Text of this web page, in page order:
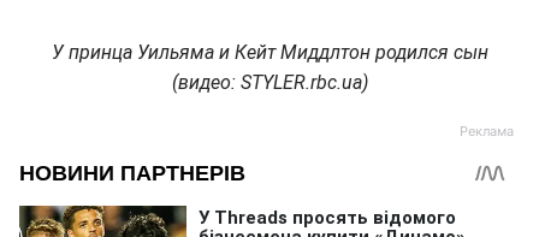
У принца Уильяма и Кейт Миддлтон родился сын
(видео: STYLER.rbc.ua)